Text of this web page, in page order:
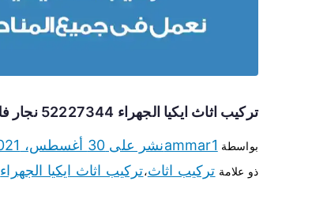
تركيب اثاث ايكيا الجهراء 52227344 نجار فك وتركيب أثاث ايكيا
بواسطة ammar1نشر على 30 أغسطس، 2021
ذو علامة تركيب اثاث،تركيب اثاث ايكيا الجهراء